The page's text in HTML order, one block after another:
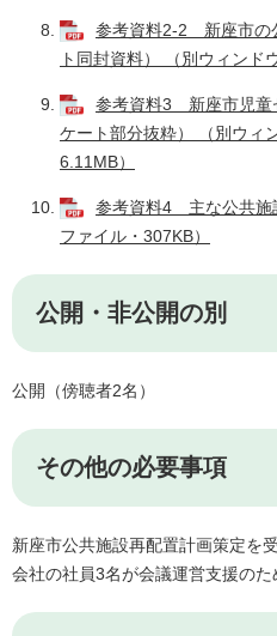
参考資料2-2 新座市の
ト同封資料） （別ウィンド
参考資料3 新座市児童
ケート部分抜粋） （別ウィ
6.11MB）
参考資料4 主な公共施
ファイル・307KB）
公開・非公開の別
公開（傍聴者2名）
その他の必要事項
新座市公共施設再配置計画策定を
会社の社員3名が会議運営支援のた